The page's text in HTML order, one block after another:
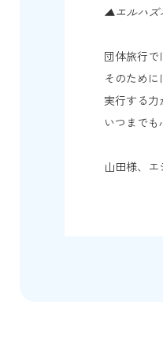
▲エルハズ
団体旅行で
そのため
実行する力
い
山田様、エ